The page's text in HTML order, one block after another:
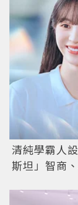
清純學霸人
斯坦」智商